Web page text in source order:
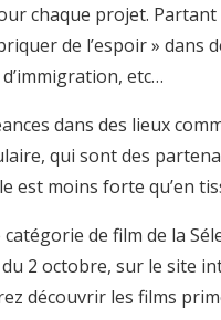
chaque projet. Partant
de l’espoir » dans
etc…
dans des lieux
qui sont des
est moins forte qu’en
de film de la
2 octobre, sur le site
découvrir les films